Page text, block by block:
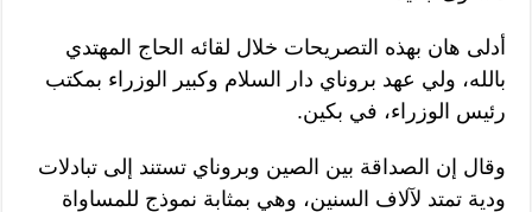
أدلى هان بهذه التصريحات خلال لقائه الحاج المهتدي
بالله، ولي عهد بروناي دار السلام وكبير الوزراء بمكتب
رئيس الوزراء، في بكين.
وقال إن الصداقة بين الصين وبروناي تستند إلى تبادلات
ودية تمتد لآلاف السنين، وهي بمثابة نموذج للمساواة